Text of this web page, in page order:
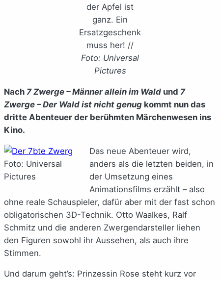
der Apfel ist
ganz. Ein
Ersatzgeschenk
muss her! //
Foto: Universal
Pictures
Nach 7 Zwerge – Männer allein im Wald und 7
Zwerge – Der Wald ist nicht genug kommt nun das
dritte Abenteuer der berühmten Märchenwesen ins
Kino.
Foto: Universal
Pictures
Das neue Abenteuer wird,
anders als die letzten beiden, in
der Umsetzung eines
Animationsfilms erzählt – also
ohne reale Schauspieler, dafür aber mit der fast schon
obligatorischen 3D-Technik. Otto Waalkes, Ralf
Schmitz und die anderen Zwergendarsteller liehen
den Figuren sowohl ihr Aussehen, als auch ihre
Stimmen.
Und darum geht’s: Prinzessin Rose steht kurz vor